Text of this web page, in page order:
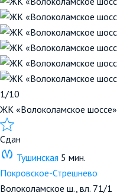
1/10
ЖК «Волоколамское шоссе»
Сдан
Тушинская 5 мин.
Покровское-Стрешнево
Волоколамское ш., вл. 71/1